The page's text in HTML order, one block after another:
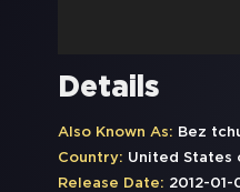
Details
Also Known As: Bez
Country: United States
Release Date: 2012-01-